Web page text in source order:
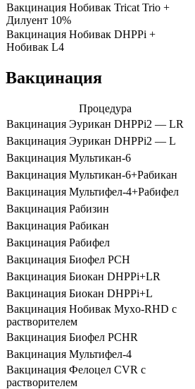
Вакцинация Нобивак Tricat Trio +
Дилуент 10%
Вакцинация Нобивак DHPPi +
Нобивак L4
Вакцинация
Процедура
Вакцинация Эурикан DHPPi2 — LR
Вакцинация Эурикан DHPPi2 — L
Вакцинация Мультикан-6
Вакцинация Мультикан-6+Рабикан
Вакцинация Мультифел-4+Рабифел
Вакцинация Рабизин
Вакцинация Рабикан
Вакцинация Рабифел
Вакцинация Биофел PCH
Вакцинация Биокан DHPPi+LR
Вакцинация Биокан DHPPi+L
Вакцинация Нобивак Myxo-RHD с
растворителем
Вакцинация Биофел PCHR
Вакцинация Мультифел-4
Вакцинация Фелоцел CVR с
растворителем